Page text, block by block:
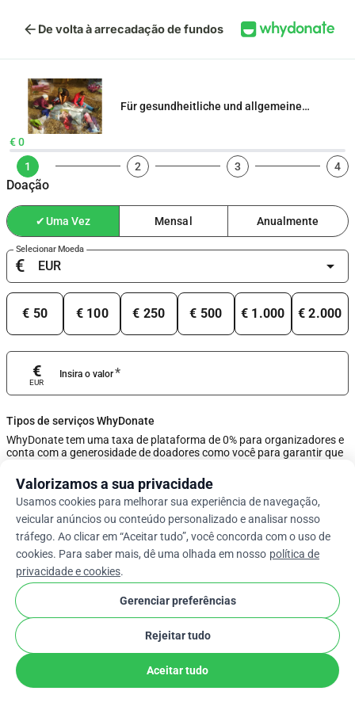
arrow_back De volta à arrecadação de fundos
Für gesundheitliche und allgemeine
€ 0
1
Doação
2 3 4
✔Uma Vez Mensal Anualmente
Selecionar Moeda
€ arrow_drop_down
€ 50 € 100 € 250 € 500 € 1.000 € 2.000
Insira o valor*
€
EUR
Tipos de serviços WhyDonate
WhyDonate tem uma taxa de plataforma de 0% para organizadores e
conta com a generosidade de doadores como você para garantir que
usando o controle deslizante ou insira uma gorjeta personalizada
abaixo.
Insira a dica personalizada
Valorizamos a sua privacidade
Usamos cookies para melhorar sua experiência de navegação,
veicular anúncios ou conteúdo personalizado e analisar nosso
tráfego. Ao clicar em “Aceitar tudo”, você concorda com o uso de
cookies. Para saber mais, dê uma olhada em nosso política de
privacidade e cookies.
Gerenciar preferências
Rejeitar tudo
Aceitar tudo